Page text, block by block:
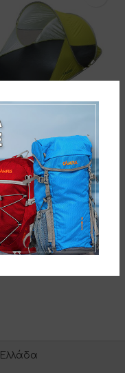
ΣΚΗΝΗ ΠΑΡΑΛΙΑΣ POP
UP ARUBA
110-0620